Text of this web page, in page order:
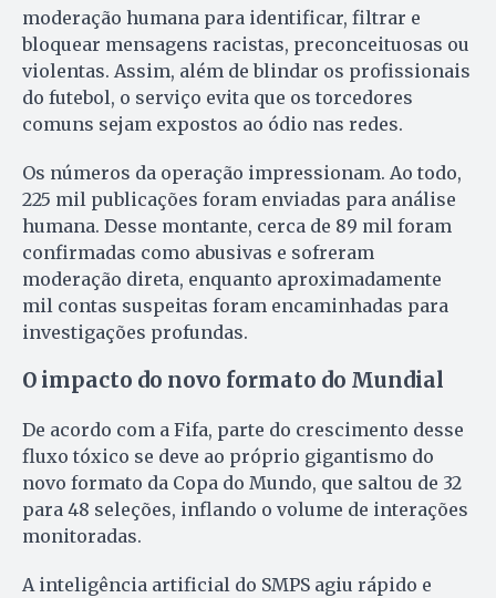
moderação humana para identificar, filtrar e
bloquear mensagens racistas, preconceituosas ou
violentas. Assim, além de blindar os profissionais
do futebol, o serviço evita que os torcedores
comuns sejam expostos ao ódio nas redes.
Os números da operação impressionam. Ao todo,
225 mil publicações foram enviadas para análise
humana. Desse montante, cerca de 89 mil foram
confirmadas como abusivas e sofreram
moderação direta, enquanto aproximadamente
mil contas suspeitas foram encaminhadas para
investigações profundas.
O impacto do novo formato do Mundial
De acordo com a Fifa, parte do crescimento desse
fluxo tóxico se deve ao próprio gigantismo do
novo formato da Copa do Mundo, que saltou de 32
para 48 seleções, inflando o volume de interações
monitoradas.
A inteligência artificial do SMPS agiu rápido e